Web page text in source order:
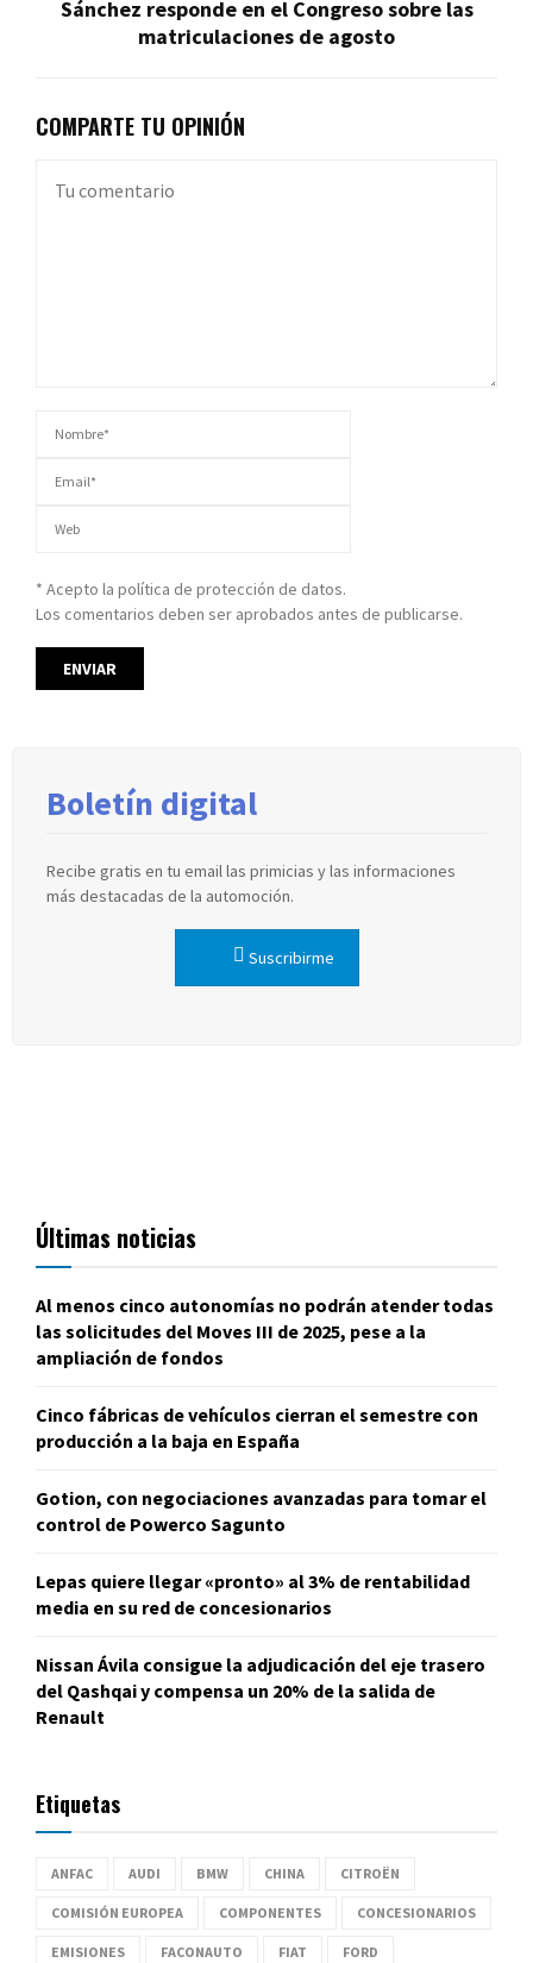
Sánchez responde en el Congreso sobre las
matriculaciones de agosto
COMPARTE TU OPINIÓN
* Acepto la política de protección de datos.
Los comentarios deben ser aprobados antes de publicarse.
Boletín digital
Recibe gratis en tu email las primicias y las informaciones
más destacadas de la automoción.
Suscribirme
Últimas noticias
Al menos cinco autonomías no podrán atender todas
las solicitudes del Moves III de 2025, pese a la
ampliación de fondos
Cinco fábricas de vehículos cierran el semestre con
producción a la baja en España
Gotion, con negociaciones avanzadas para tomar el
control de Powerco Sagunto
Lepas quiere llegar «pronto» al 3% de rentabilidad
media en su red de concesionarios
Nissan Ávila consigue la adjudicación del eje trasero
del Qashqai y compensa un 20% de la salida de
Renault
Etiquetas
ANFAC AUDI BMW CHINA CITROËN
COMISIÓN EUROPEA COMPONENTES CONCESIONARIOS
EMISIONES FACONAUTO FIAT FORD